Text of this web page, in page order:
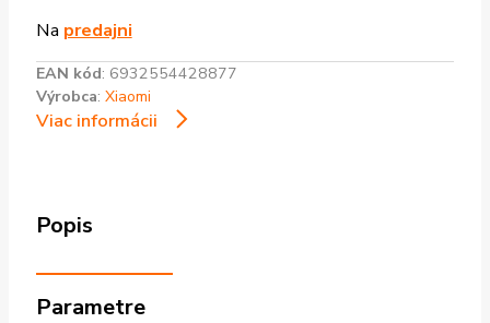
Na predajni
EAN kód: 6932554428877
Výrobca: Xiaomi
Viac informácii
Popis
Parametre